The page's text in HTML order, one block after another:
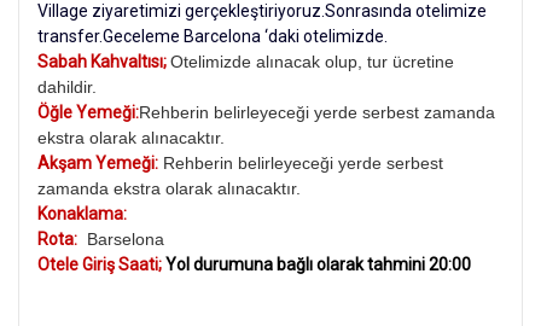
Village ziyaretimizi gerçekleştiriyoruz.Sonrasında otelimize
transfer.Geceleme Barcelona ‘daki otelimizde.
Sabah Kahvaltısı;Otelimizde alınacak olup, tur ücretine
dahildir.
Öğle Yemeği:Rehberin belirleyeceği yerde serbest zamanda
ekstra olarak alınacaktır.
Akşam Yemeği: Rehberin belirleyeceği yerde serbest
zamanda ekstra olarak alınacaktır.
Konaklama:
Rota: Barselona
Otele Giriş Saati;Yol durumuna bağlı olarak tahmini 20:00